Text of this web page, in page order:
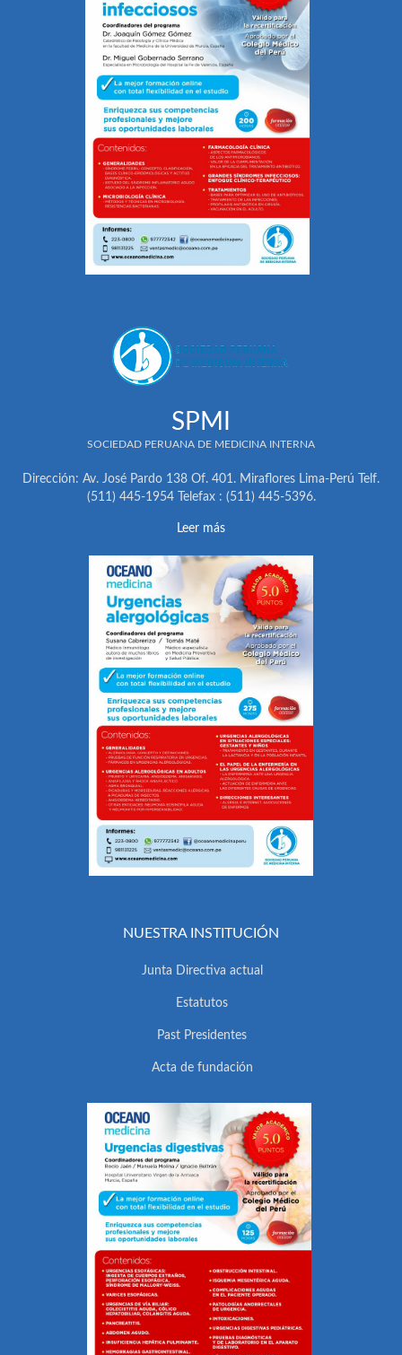
SPMI
SOCIEDAD PERUANA DE MEDICINA INTERNA
Dirección: Av. José Pardo 138 Of. 401. Miraflores Lima-Perú Telf.
(511) 445-1954 Telefax : (511) 445-5396.
Leer más
NUESTRA INSTITUCIÓN
Junta Directiva actual
Estatutos
Past Presidentes
Acta de fundación